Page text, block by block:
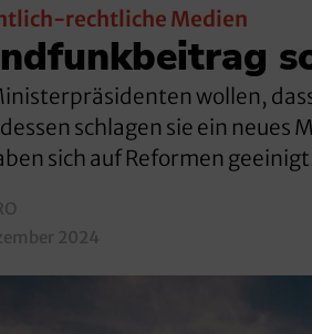
rechtliche Medien
wollen,
schlagen sie ein neues
sich auf Reformen
2024